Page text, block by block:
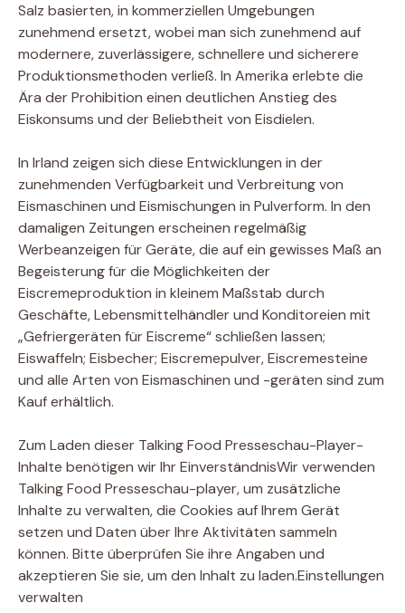
Salz basierten, in kommerziellen Umgebungen
zunehmend ersetzt, wobei man sich zunehmend auf
modernere, zuverlässigere, schnellere und sicherere
Produktionsmethoden verließ. In Amerika erlebte die
Ära der Prohibition einen deutlichen Anstieg des
Eiskonsums und der Beliebtheit von Eisdielen.
In Irland zeigen sich diese Entwicklungen in der
zunehmenden Verfügbarkeit und Verbreitung von
Eismaschinen und Eismischungen in Pulverform. In den
damaligen Zeitungen erscheinen regelmäßig
Werbeanzeigen für Geräte, die auf ein gewisses Maß an
Begeisterung für die Möglichkeiten der
Eiscremeproduktion in kleinem Maßstab durch
Geschäfte, Lebensmittelhändler und Konditoreien mit
„Gefriergeräten für Eiscreme“ schließen lassen;
Eiswaffeln; Eisbecher; Eiscremepulver, Eiscremesteine ​​
und alle Arten von Eismaschinen und -geräten sind zum
Kauf erhältlich.
Zum Laden dieser Talking Food Presseschau-Player-
Inhalte benötigen wir Ihr EinverständnisWir verwenden
Talking Food Presseschau-player, um zusätzliche
Inhalte zu verwalten, die Cookies auf Ihrem Gerät
setzen und Daten über Ihre Aktivitäten sammeln
können. Bitte überprüfen Sie ihre Angaben und
akzeptieren Sie sie, um den Inhalt zu laden.Einstellungen
verwalten